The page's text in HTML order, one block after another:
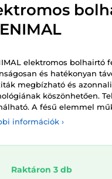
elektromos bolhairtó
és hatékonyan
megbízható és
köszönhetően.
A fésű elemmel
információk ›
Raktáron 3 db